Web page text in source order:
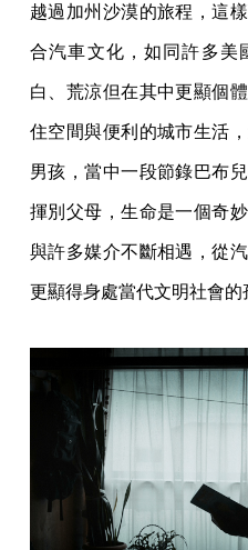
越過加州沙漠的旅程，這
合汽車文化，如同許多美
白、荒涼但在其中更顯個
住空間與便利的城市生活
男孩，當中一段節錄巴布
揮別父母，生命是一個奇
與許多媒介不斷相遇，從
更顯得身處當代文明社會的